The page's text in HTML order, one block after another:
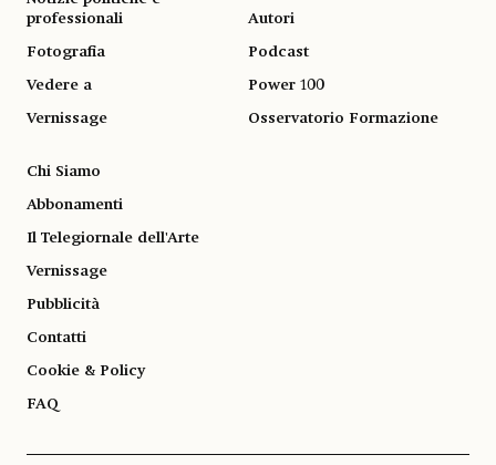
professionali
Fotografia
Vedere a
Vernissage
Autori
Podcast
Power 100
Osservatorio Formazione
Chi Siamo
Abbonamenti
Il Telegiornale dell'Arte
Vernissage
Pubblicità
Contatti
Cookie & Policy
FAQ